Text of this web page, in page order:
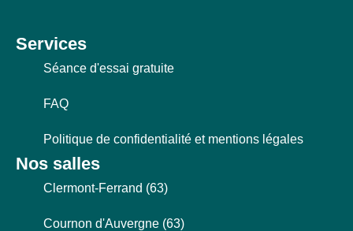
Services
Séance d'essai gratuite
FAQ
Politique de confidentialité et mentions légales
Nos salles
Clermont-Ferrand (63)
Cournon d'Auvergne (63)